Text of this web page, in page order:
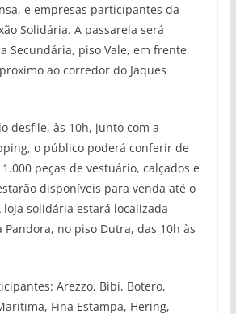
e empresas participantes da
Solidária. A passarela será
Secundária, piso Vale, em frente
ao corredor do Jaques
desfile, às 10h, junto com a
o público poderá conferir de
peças de vestuário, calçados e
disponíveis para venda até o
solidária estará localizada
Pandora, no piso Dutra, das 10h às
Arezzo, Bibi, Botero,
Fina Estampa, Hering,